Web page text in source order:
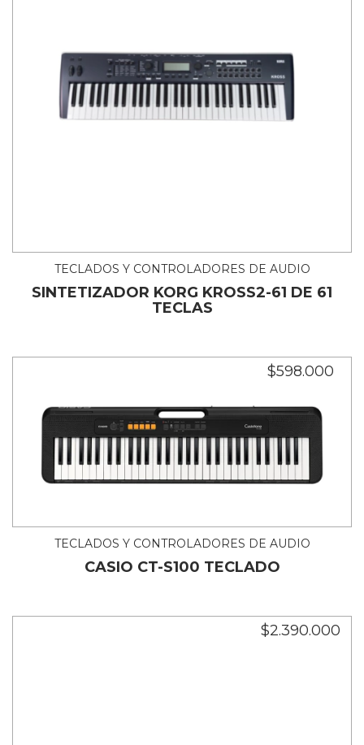
TECLADOS Y CONTROLADORES DE AUDIO
SINTETIZADOR KORG KROSS2-61 DE 61
TECLAS
$598.000
TECLADOS Y CONTROLADORES DE AUDIO
CASIO CT-S100 TECLADO
$2.390.000